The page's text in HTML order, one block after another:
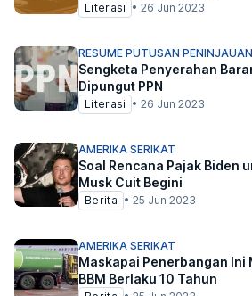
Literasi • 26 Jun 2023
RESUME PUTUSAN
Sengketa Penyerahan
Dipungut PPN
Literasi • 26 Jun 2023
AMERIKA SERIKAT
Soal Rencana Pajak Biden
Musk Cuit Begini
Berita • 25 Jun 2023
AMERIKA SERIKAT
Maskapai Penerbangan Ini
BBM Berlaku 10 Tahun